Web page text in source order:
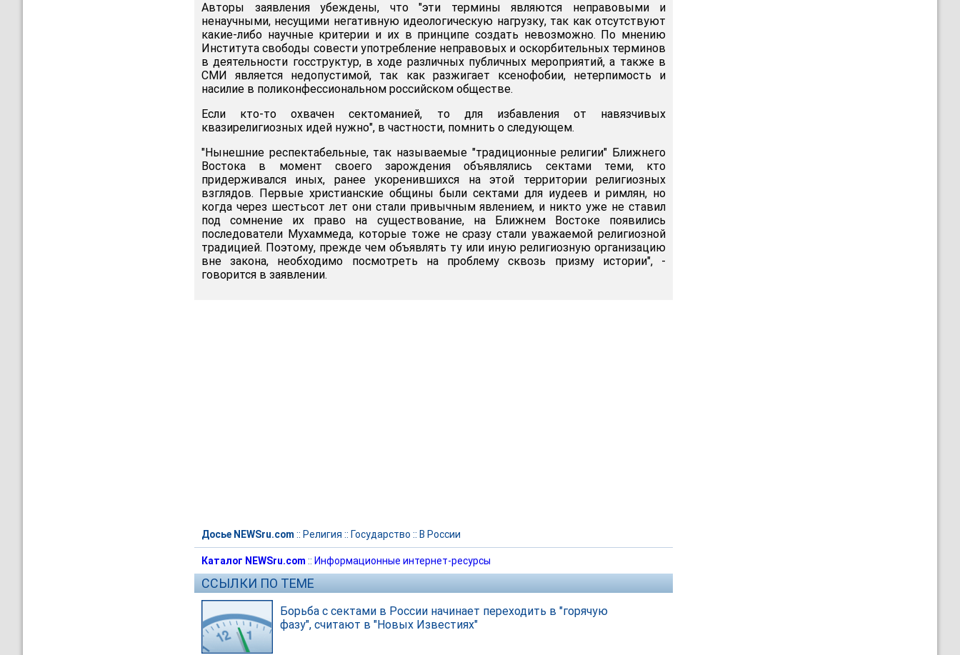
Авторы заявления убеждены, что "эти термины являются неправовыми и
ненаучными, несущими негативную идеологическую нагрузку, так как отсутствуют
какие-либо научные критерии и их в принципе создать невозможно. По мнению
Института свободы совести употребление неправовых и оскорбительных терминов
в деятельности госструктур, в ходе различных публичных мероприятий, а также в
СМИ является недопустимой, так как разжигает ксенофобии, нетерпимость и
насилие в поликонфессиональном российском обществе.
Если кто-то охвачен сектоманией, то для избавления от навязчивых
квазирелигиозных идей нужно", в частности, помнить о следующем.
"Нынешние респектабельные, так называемые "традиционные религии" Ближнего
Востока в момент своего зарождения объявлялись сектами теми, кто
придерживался иных, ранее укоренившихся на этой территории религиозных
взглядов. Первые христианские общины были сектами для иудеев и римлян, но
когда через шестьсот лет они стали привычным явлением, и никто уже не ставил
под сомнение их право на существование, на Ближнем Востоке появились
последователи Мухаммеда, которые тоже не сразу стали уважаемой религиозной
традицией. Поэтому, прежде чем объявлять ту или иную религиозную организацию
вне закона, необходимо посмотреть на проблему сквозь призму истории", -
говорится в заявлении.
Досье NEWSru.com :: Религия :: Государство :: В России
Каталог NEWSru.com :: Информационные интернет-ресурсы
ССЫЛКИ ПО ТЕМЕ
Борьба с сектами в России начинает переходить в "горячую
фазу", считают в "Новых Известиях"